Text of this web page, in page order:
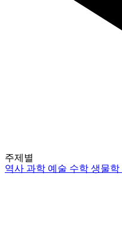
주제별
역사과학 예술 수학생물학